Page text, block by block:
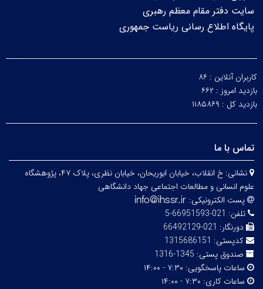
سایت دفتر مقام معظم رهبری
پایگاه اطلاع رسانی ریاست جمهوری
کاربران آنلاین : ۸۶
بازدید امروز : ۶۶۲
بازدید کل : ۱۱۸۵۸۶۹
تماس با ما
نشانی:
خ انقلاب، خیابان ابوریحان، خیابان نظری، پلاک ۴۷، پژوهشگاه
علوم انسانی و مطالعات اجتماعی جهاد دانشگاهی
پست الکترونیکی:
تلفن: 021-66951593-5
دورنگار: 021-66492129
کدپستی: 1315686151
صندوق پستی: 1345-1316
ساعات پاسخگویی: ۷:۳۰ - ۱۴:۰۰
ساعات کاری: ۷:۳۰ - ۱۴:۰۰